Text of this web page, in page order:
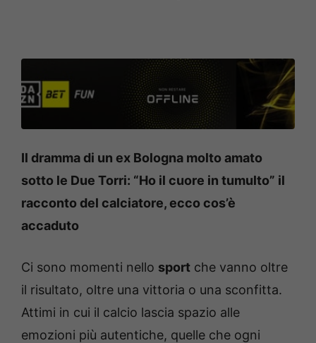
Il dramma di un ex Bologna molto amato
sotto le Due Torri: “Ho il cuore in tumulto” il
racconto del calciatore, ecco cos’è
accaduto
Ci sono momenti nello sport che vanno oltre
il risultato, oltre una vittoria o una sconfitta.
Attimi in cui il calcio lascia spazio alle
emozioni più autentiche, quelle che ogni